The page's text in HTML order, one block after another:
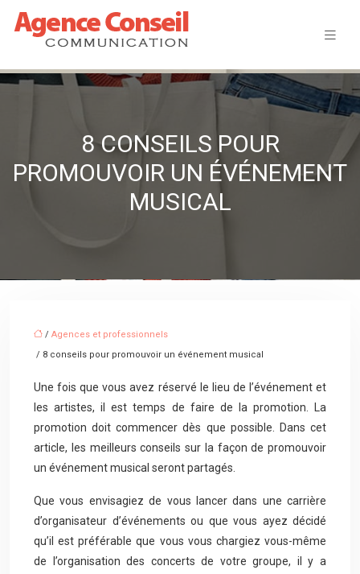
8 CONSEILS POUR
PROMOUVOIR UN ÉVÉNEMENT
MUSICAL
/ Agences et professionnels
/ 8 conseils pour promouvoir un événement musical
Une fois que vous avez réservé le lieu de l’événement et
les artistes, il est temps de faire de la promotion. La
promotion doit commencer dès que possible. Dans cet
article, les meilleurs conseils sur la façon de promouvoir
un événement musical seront partagés.
Que vous envisagiez de vous lancer dans une carrière
d’organisateur d’événements ou que vous ayez décidé
qu’il est préférable que vous vous chargiez vous-même
de l’organisation des concerts de votre groupe, il y a